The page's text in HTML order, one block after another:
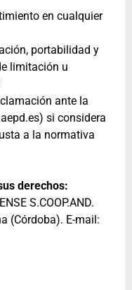
en cualquier
portabilidad y
limitación u
ante la
si considera
a la normativa
derechos:
S.COOP.AND.
(Córdoba). E-mail: